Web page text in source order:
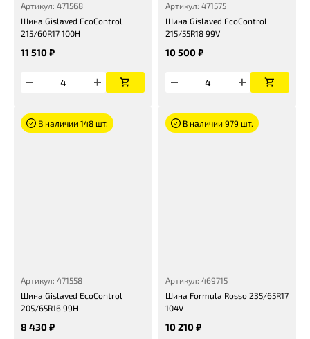
Артикул: 471568
Шина Gislaved EcoControl
215/60R17 100H
11 510 ₽
Артикул: 471575
Шина Gislaved EcoControl
215/55R18 99V
10 500 ₽
В наличии 148 шт.
Артикул: 471558
Шина Gislaved EcoControl
205/65R16 99H
8 430 ₽
В наличии 979 шт.
Артикул: 469715
Шина Formula Rosso 235/65R17
104V
10 210 ₽